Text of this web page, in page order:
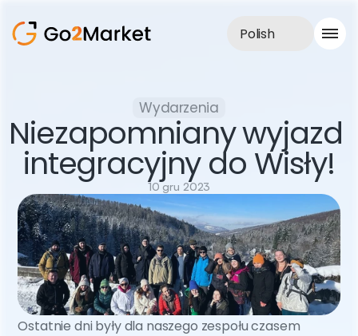
Realizacje
Case Study
Blog
O nas
Usługi
Polish
Wydarzenia
Niezapomniany wyjazd
integracyjny do Wisły!
10 gru 2023
Ostatnie dni były dla naszego zespołu czasem